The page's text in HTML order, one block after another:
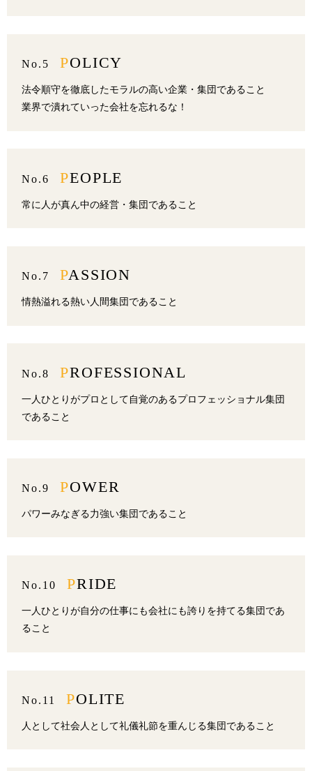
No.5 POLICY
法令順守を徹底したモラルの高い企業・集団であること
業界で潰れていった会社を忘れるな！
No.6 PEOPLE
常に人が真ん中の経営・集団であること
No.7 PASSION
情熱溢れる熱い人間集団であること
No.8 PROFESSIONAL
一人ひとりがプロとして自覚のあるプロフェッショナル集団
であること
No.9 POWER
パワーみなぎる力強い集団であること
No.10 PRIDE
一人ひとりが自分の仕事にも会社にも誇りを持てる集団であ
ること
No.11 POLITE
人として社会人として礼儀礼節を重んじる集団であること